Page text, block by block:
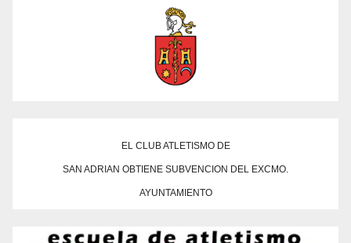
EL CLUB ATLETISMO DE
SAN ADRIAN OBTIENE SUBVENCION DEL EXCMO.
AYUNTAMIENTO